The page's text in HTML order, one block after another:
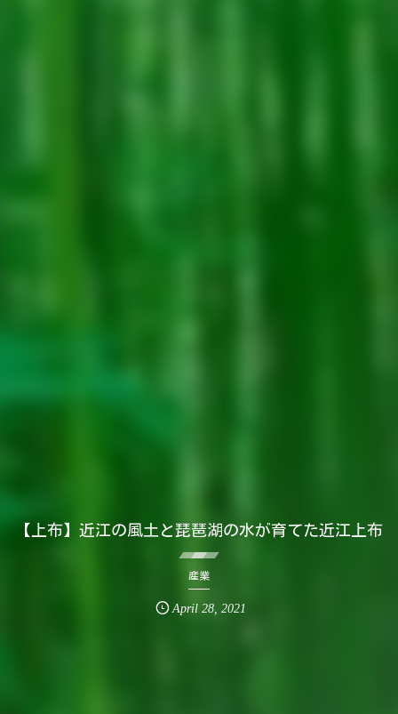
【上布】近江の風土と琵琶湖の水が育てた近江上布
産業
April 28 ,2021